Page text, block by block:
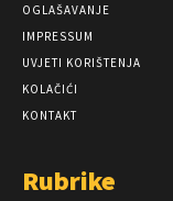
OGLAŠAVANJE
IMPRESSUM
UVJETI KORIŠTENJA
KOLAČIĆI
KONTAKT
Rubrike